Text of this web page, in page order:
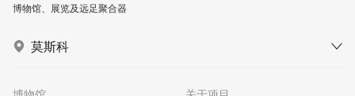
博物馆、展览及远足聚合器
莫斯科